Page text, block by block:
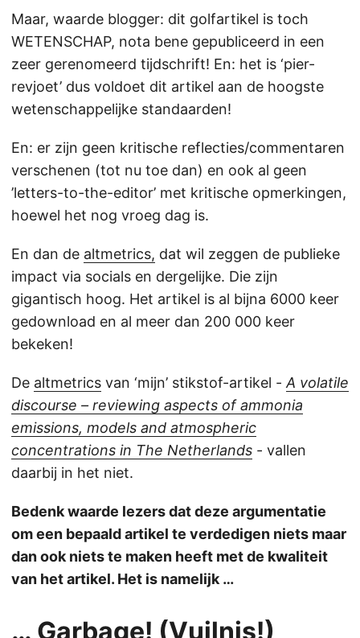
Maar, waarde blogger: dit golfartikel is toch
WETENSCHAP, nota bene gepubliceerd in een
zeer gerenomeerd tijdschrift! En: het is ‘pier-
revjoet’ dus voldoet dit artikel aan de hoogste
wetenschappelijke standaarden!
En: er zijn geen kritische reflecties/commentaren
verschenen (tot nu toe dan) en ook al geen
’letters-to-the-editor’ met kritische opmerkingen,
hoewel het nog vroeg dag is.
En dan de altmetrics, dat wil zeggen de publieke
impact via socials en dergelijke. Die zijn
gigantisch hoog. Het artikel is al bijna 6000 keer
gedownload en al meer dan 200 000 keer
bekeken!
De altmetrics van ‘mijn’ stikstof-artikel -A volatile
discourse – reviewing aspects of ammonia
emissions, models and atmospheric
concentrations in The Netherlands - vallen
daarbij in het niet.
Bedenk waarde lezers dat deze argumentatie
om een bepaald artikel te verdedigen niets maar
dan ook niets te maken heeft met de kwaliteit
van het artikel. Het is namelijk …
… Garbage! (Vuilnis!)